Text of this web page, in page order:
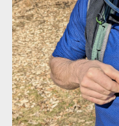
Osprey Escapist Velocity 6
Osprey Escapist Velocity 6
Osprey Escapist Velocity 6